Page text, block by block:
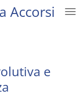
Accorsi
e